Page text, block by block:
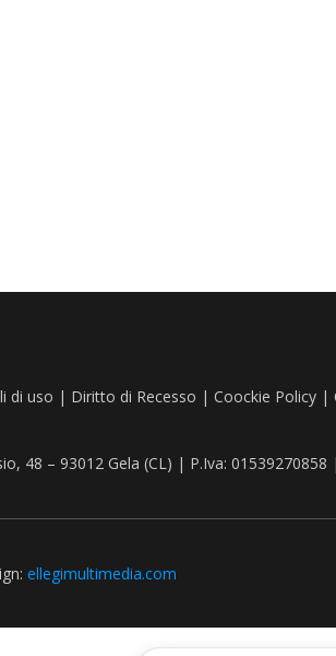
di uso | Diritto di Recesso | Coockie Policy|
48 – 93012 Gela (CL) | P.Iva:
ellegimultimedia.com